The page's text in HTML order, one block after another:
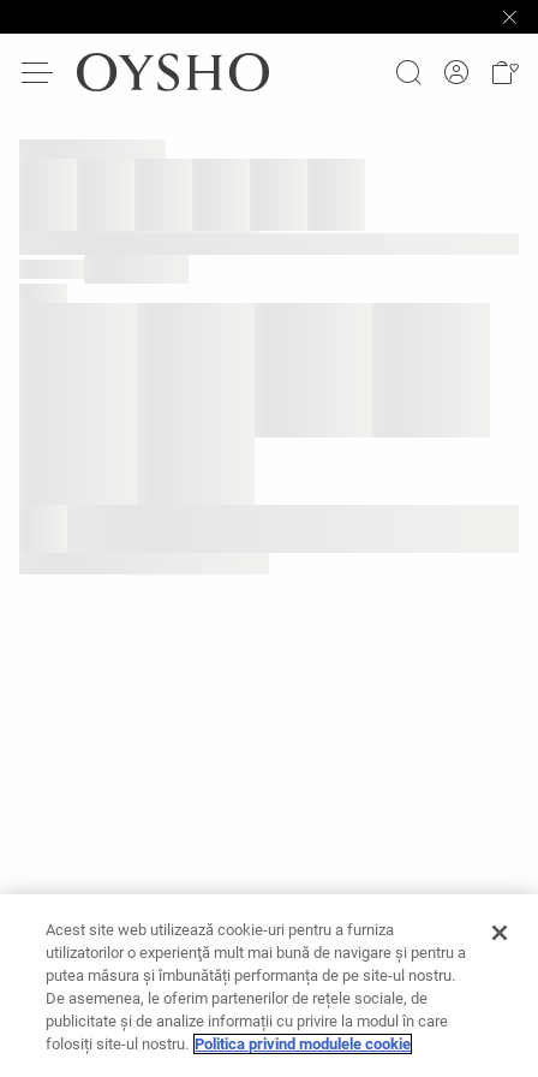
Acest site web utilizează cookie-uri pentru a furniza
utilizatorilor o experienţă mult mai bună de navigare și pentru a
putea măsura și îmbunătăți performanța de pe site-ul nostru.
De asemenea, le oferim partenerilor de rețele sociale, de
publicitate și de analize informații cu privire la modul în care
folosiți site-ul nostru. Politica privind modulele cookie